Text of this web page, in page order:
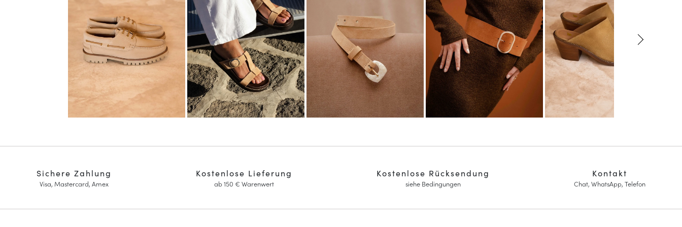
Kostenlose Lieferung
ab 150 € Warenwert
Kostenlose Rücksendung
siehe Bedingungen
Sichere Zahlung
Visa, Mastercard, Amex
Kontakt
Chat, WhatsApp, Telefon